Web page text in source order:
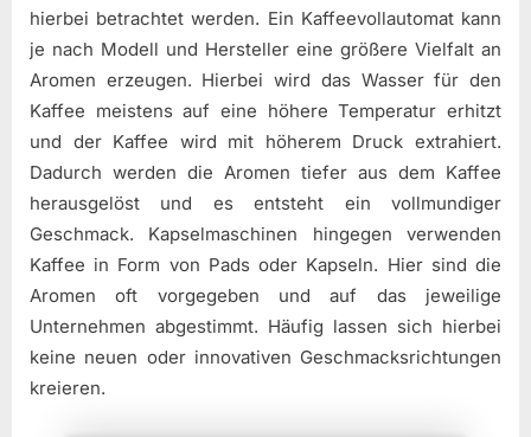
hierbei betrachtet werden. Ein Kaffeevollautomat kann
je nach Modell und Hersteller eine größere Vielfalt an
Aromen erzeugen. Hierbei wird das Wasser für den
Kaffee meistens auf eine höhere Temperatur erhitzt
und der Kaffee wird mit höherem Druck extrahiert.
Dadurch werden die Aromen tiefer aus dem Kaffee
herausgelöst und es entsteht ein vollmundiger
Geschmack. Kapselmaschinen hingegen verwenden
Kaffee in Form von Pads oder Kapseln. Hier sind die
Aromen oft vorgegeben und auf das jeweilige
Unternehmen abgestimmt. Häufig lassen sich hierbei
keine neuen oder innovativen Geschmacksrichtungen
kreieren.